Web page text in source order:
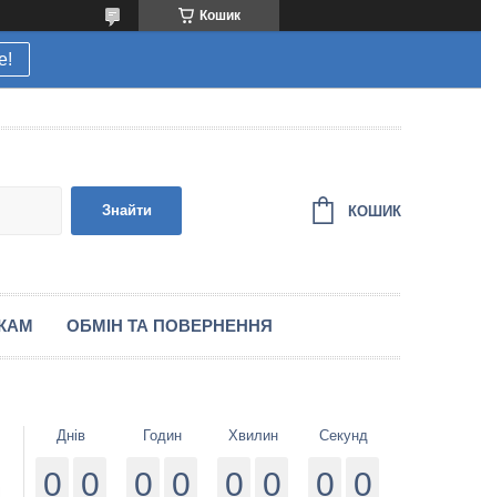
Кошик
Знайти КОШИК
ОБМІН ТА ПОВЕРНЕННЯ
Днів
0 0
Годин
0 0
Хвилин
0 0
Секунд
0 0